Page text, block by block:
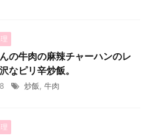
の牛肉の麻辣チャーハンのレ
なピリ辛炒飯。
炒飯 牛肉